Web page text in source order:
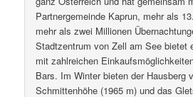
Partnergemeinde Kaprun, mehr als
mehr als zwei Millionen
Stadtzentrum von Zell am See bietet
mit zahlreichen
Bars. Im Winter bieten der Hausberg
Schmittenhöhe (1965 m) und das